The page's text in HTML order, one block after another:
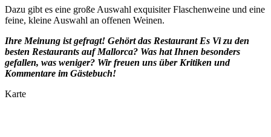
Dazu gibt es eine große Auswahl exquisiter Flaschenweine und eine
feine, kleine Auswahl an offenen Weinen.
Ihre Meinung ist gefragt! Gehört das Restaurant Es Vi zu den
besten Restaurants auf Mallorca? Was hat Ihnen besonders
gefallen, was weniger? Wir freuen uns über Kritiken und
Kommentare im Gästebuch!
Karte